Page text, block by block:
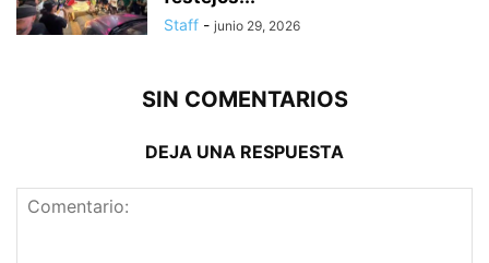
Staff - junio 29, 2026
SIN COMENTARIOS
DEJA UNA RESPUESTA